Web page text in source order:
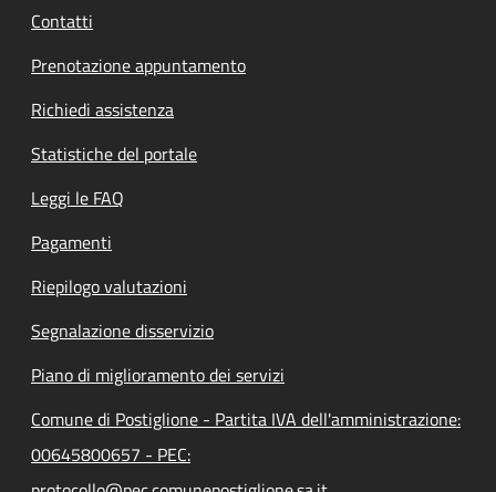
Contatti
Prenotazione appuntamento
Richiedi assistenza
Statistiche del portale
Leggi le FAQ
Pagamenti
Riepilogo valutazioni
Segnalazione disservizio
Piano di miglioramento dei servizi
Comune di Postiglione - Partita IVA dell'amministrazione:
00645800657 - PEC: